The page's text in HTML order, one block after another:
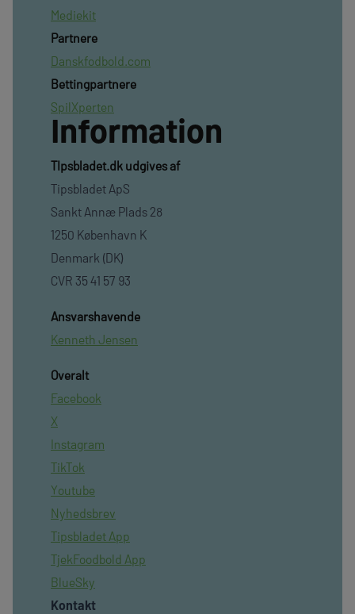
Mediekit
Partnere
Danskfodbold.com
Bettingpartnere
SpilXperten
Information
TIpsbladet.dk udgives af
Tipsbladet ApS
Sankt Annæ Plads 28
1250 København K
Denmark (DK)
CVR 35 41 57 93
Ansvarshavende
Kenneth Jensen
Overalt
Facebook
X
Instagram
TikTok
Youtube
Nyhedsbrev
Tipsbladet App
TjekFoodbold App
BlueSky
Kontakt